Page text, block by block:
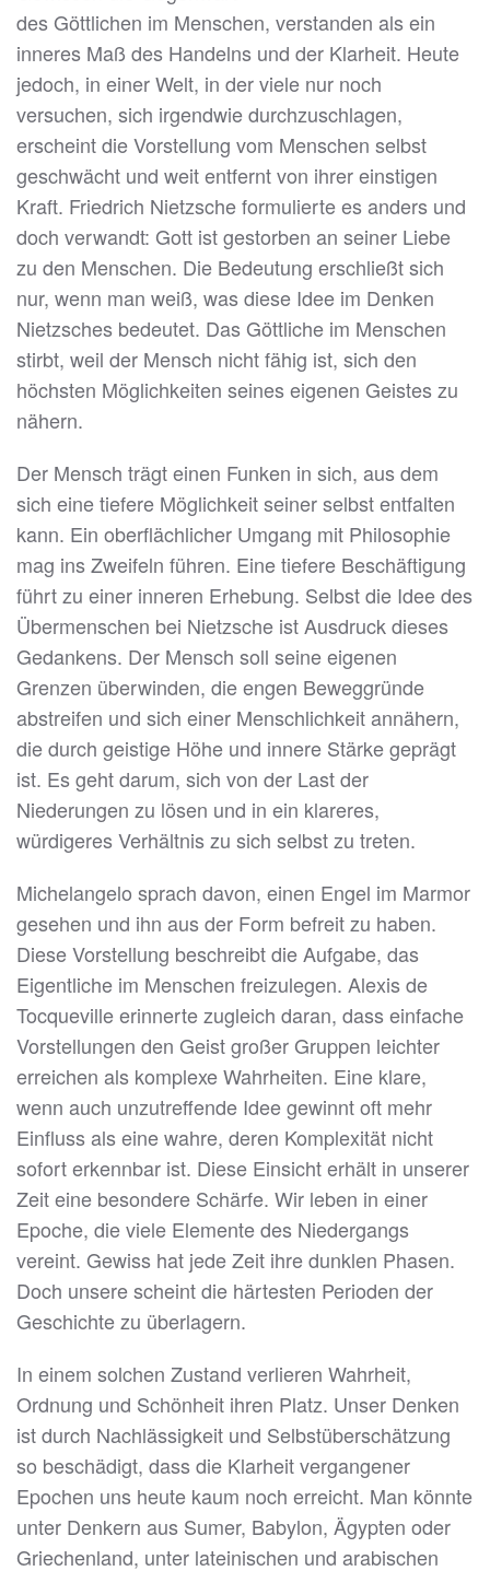
des Göttlichen im Menschen, verstanden als ein
inneres Maß des Handelns und der Klarheit. Heute
jedoch, in einer Welt, in der viele nur noch
versuchen, sich irgendwie durchzuschlagen,
erscheint die Vorstellung vom Menschen selbst
geschwächt und weit entfernt von ihrer einstigen
Kraft. Friedrich Nietzsche formulierte es anders und
doch verwandt: Gott ist gestorben an seiner Liebe
zu den Menschen. Die Bedeutung erschließt sich
nur, wenn man weiß, was diese Idee im Denken
Nietzsches bedeutet. Das Göttliche im Menschen
stirbt, weil der Mensch nicht fähig ist, sich den
höchsten Möglichkeiten seines eigenen Geistes zu
nähern.
Der Mensch trägt einen Funken in sich, aus dem
sich eine tiefere Möglichkeit seiner selbst entfalten
kann. Ein oberflächlicher Umgang mit Philosophie
mag ins Zweifeln führen. Eine tiefere Beschäftigung
führt zu einer inneren Erhebung. Selbst die Idee des
Übermenschen bei Nietzsche ist Ausdruck dieses
Gedankens. Der Mensch soll seine eigenen
Grenzen überwinden, die engen Beweggründe
abstreifen und sich einer Menschlichkeit annähern,
die durch geistige Höhe und innere Stärke geprägt
ist. Es geht darum, sich von der Last der
Niederungen zu lösen und in ein klareres,
würdigeres Verhältnis zu sich selbst zu treten.
Michelangelo sprach davon, einen Engel im Marmor
gesehen und ihn aus der Form befreit zu haben.
Diese Vorstellung beschreibt die Aufgabe, das
Eigentliche im Menschen freizulegen. Alexis de
Tocqueville erinnerte zugleich daran, dass einfache
Vorstellungen den Geist großer Gruppen leichter
erreichen als komplexe Wahrheiten. Eine klare,
wenn auch unzutreffende Idee gewinnt oft mehr
Einfluss als eine wahre, deren Komplexität nicht
sofort erkennbar ist. Diese Einsicht erhält in unserer
Zeit eine besondere Schärfe. Wir leben in einer
Epoche, die viele Elemente des Niedergangs
vereint. Gewiss hat jede Zeit ihre dunklen Phasen.
Doch unsere scheint die härtesten Perioden der
Geschichte zu überlagern.
In einem solchen Zustand verlieren Wahrheit,
Ordnung und Schönheit ihren Platz. Unser Denken
ist durch Nachlässigkeit und Selbstüberschätzung
so beschädigt, dass die Klarheit vergangener
Epochen uns heute kaum noch erreicht. Man könnte
unter Denkern aus Sumer, Babylon, Ägypten oder
Griechenland, unter lateinischen und arabischen